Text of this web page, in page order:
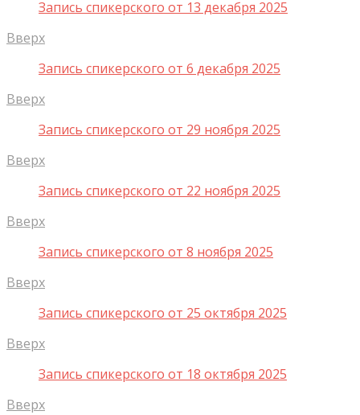
Запись спикерского от 13 декабря 2025
Вверх
Запись спикерского от 6 декабря 2025
Вверх
Запись спикерского от 29 ноября 2025
Вверх
Запись спикерского от 22 ноября 2025
Вверх
Запись спикерского от 8 ноября 2025
Вверх
Запись спикерского от 25 октября 2025
Вверх
Запись спикерского от 18 октября 2025
Вверх